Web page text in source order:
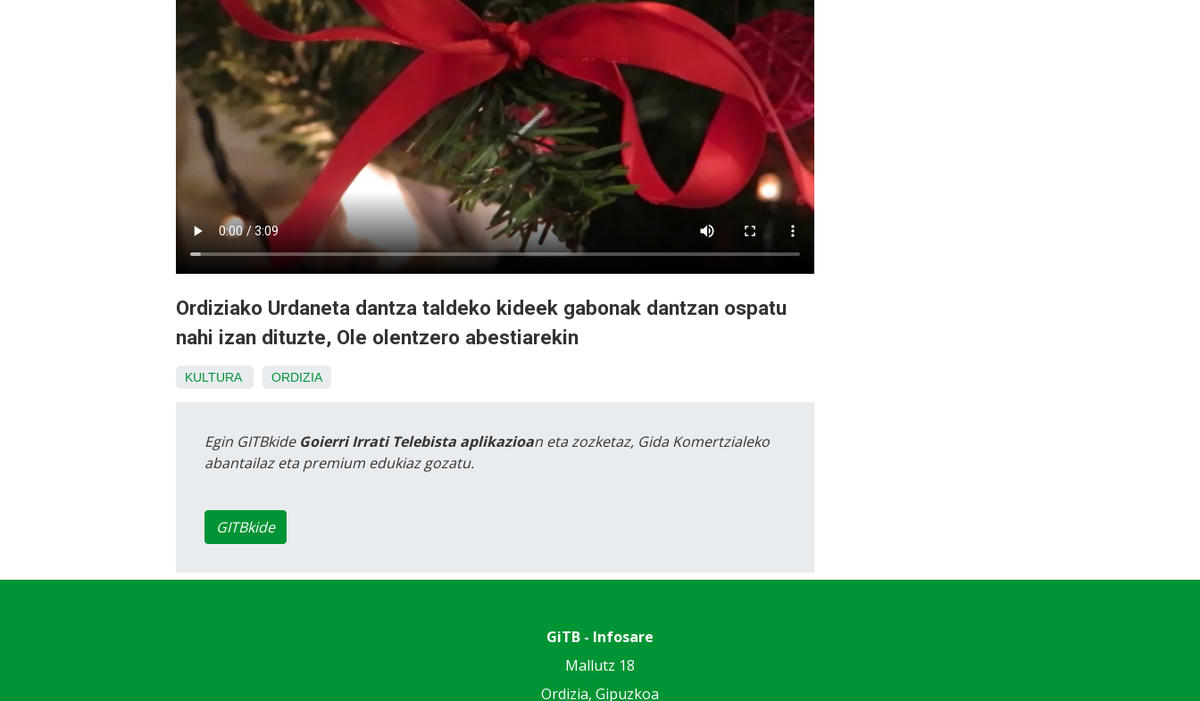
Ordiziako Urdaneta dantza taldeko kideek gabonak dantzan ospatu
nahi izan dituzte, Ole olentzero abestiarekin
KULTURA ORDIZIA
Egin GITBkide Goierri Irrati Telebista aplikazioan eta zozketaz, Gida Komertzialeko
abantailaz eta premium edukiaz gozatu.
GITBkide
GiTB - Infosare
Mallutz 18
Ordizia, Gipuzkoa